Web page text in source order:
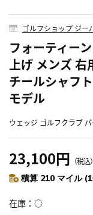
ゴルフショップ ジー
フォーティー
上げ メンズ
チールシャフ
モデル
ウェッジ ゴルフクラブ
23,100円 （税込）
積算 210 マイル
在庫 ○